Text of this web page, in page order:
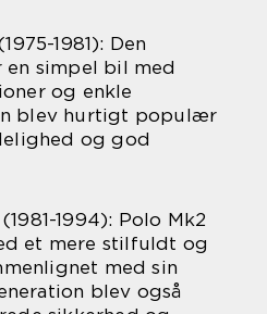
1981): Den
simpel bil med
og enkle
blev hurtigt populær
og god
1994): Polo Mk2
et mere stilfuldt og
med sin
blev også